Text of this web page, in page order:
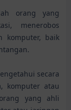
orang yang
menerobos
komputer, baik
secara
komputer atau
yang ahli